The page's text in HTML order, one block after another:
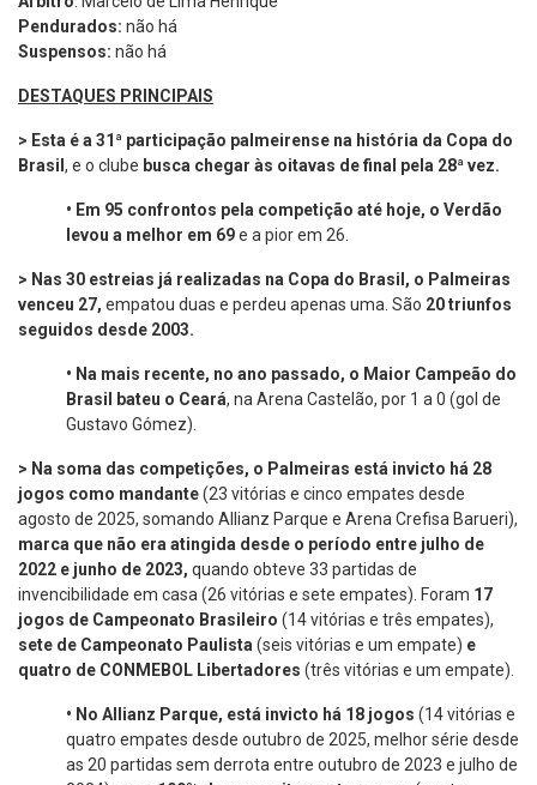
Pendurados: não há
Suspensos: não há
DESTAQUES PRINCIPAIS
> Esta é a 31ª participação palmeirense na história da Copa do
Brasil , e o clube busca chegar às oitavas de final pela 28ª vez.
• Em 95 confrontos pela competição até hoje, o Verdão
levou a melhor em 69e a pior em 26.
> Nas 30 estreias já realizadas na Copa do Brasil, o Palmeiras
venceu 27, empatou duas e perdeu apenas uma. São 20 triunfos
seguidos desde 2003.
• Na mais recente, no ano passado, o Maior Campeão do
Brasil bateu o Ceará, na Arena Castelão, por 1 a 0 (gol de
Gustavo Gómez).
> Na soma das competições, o Palmeiras está invicto há 28
jogos como mandante(23 vitórias e cinco empates desde
agosto de 2025, somando Allianz Parque e Arena Crefisa Barueri),
marca que não era atingida desde o período entre julho de
2022 e junho de 2023, quando obteve 33 partidas de
invencibilidade em casa (26 vitórias e sete empates). Foram 17
jogos de Campeonato Brasileiro (14 vitórias e três empates),
sete de Campeonato Paulista (seis vitórias e um empate) e
quatro de CONMEBOL Libertadores (três vitórias e um empate).
• No Allianz Parque, está invicto há 18 jogos (14 vitórias e
quatro empates desde outubro de 2025, melhor série desde
as 20 partidas sem derrota entre outubro de 2023 e julho de